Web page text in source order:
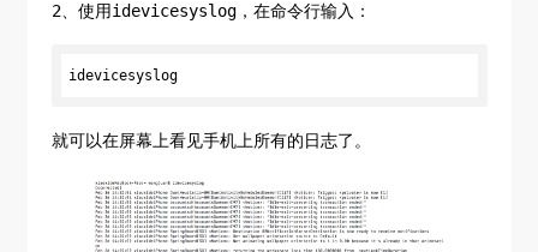
2、使用idevicesyslog，在命令行输入：
idevicesyslog
就可以在屏幕上看见手机上所有的日志了。